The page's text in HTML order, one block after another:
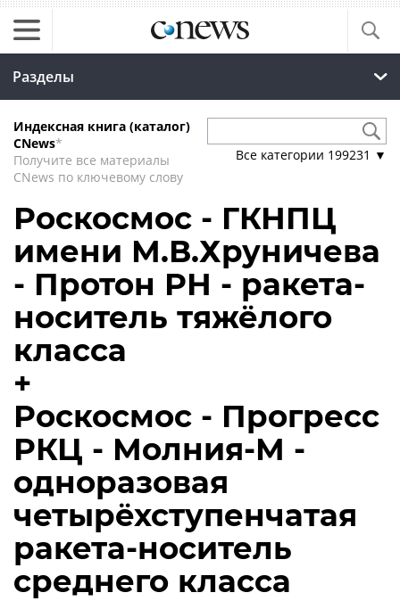
Разделы
Индексная книга (каталог)
CNews*
Получите все материалы
CNews по ключевому слову
Все категории 199231 ▼
Роскосмос - ГКНПЦ
имени М.В.Хруничева
- Протон РН - ракета-
носитель тяжёлого
класса
+
Роскосмос - Прогресс
РКЦ - Молния-М -
одноразовая
четырёхступенчатая
ракета-носитель
среднего класса